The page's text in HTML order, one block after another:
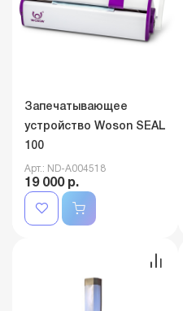
Запечатывающее
устройство Woson SEAL
100
Арт.: ND-A004518
19 000 р.